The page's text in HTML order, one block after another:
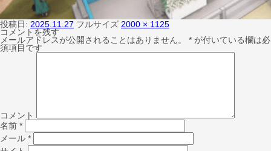
投稿日: 2025.11.27 フルサイズ 2000 × 1125
コメントを残す
メールアドレスが公開されることはありません。
* が付いている欄は必
須項目です
コメント
名前 *
メール *